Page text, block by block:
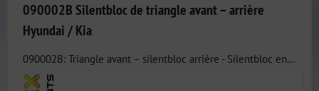
090002B Silentbloc de triangle avant – arrière
Hyundai / Kia
090002B: Triangle avant – silentbloc arrière - Silentbloc en...